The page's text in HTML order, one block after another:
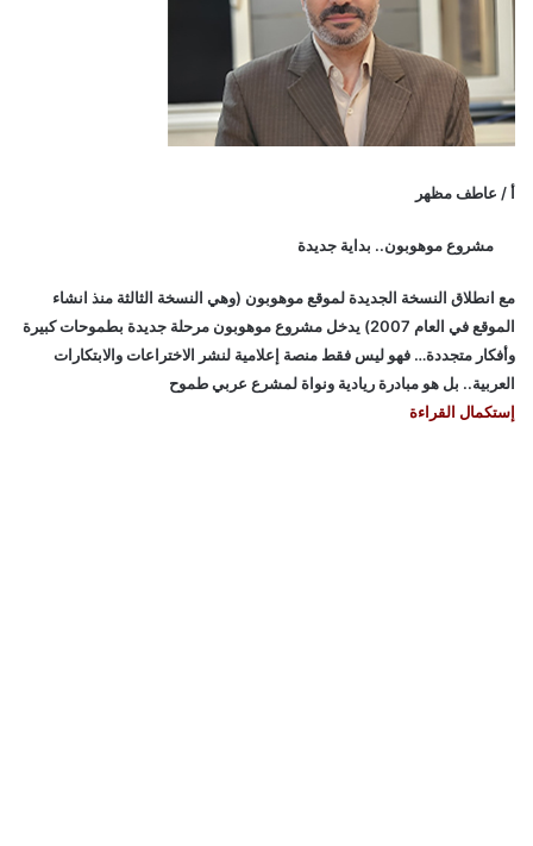
أ / عاطف مظهر
مشروع موهوبون.. بداية جديدة
مع انطلاق النسخة الجديدة لموقع موهوبون (وهي النسخة الثالثة منذ انشاء
الموقع في العام 2007) يدخل مشروع موهوبون مرحلة جديدة بطموحات كبيرة
وأفكار متجددة… فهو ليس فقط منصة إعلامية لنشر الاختراعات والابتكارات
العربية.. بل هو مبادرة ريادية ونواة لمشرع عربي طموح
إستكمال القراءة